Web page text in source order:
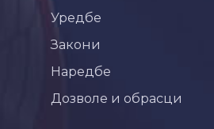
Уредбе
Закони
Наредбе
Дозволе и обрасци